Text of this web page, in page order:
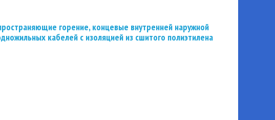
горение, концевые внутренней наружной
кабелей с изоляцией из сшитого полиэтилена